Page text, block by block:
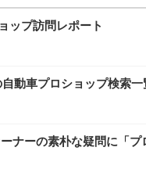
ップ訪問レポート
車プロショップ検索一
ナーの素朴な疑問に「プ